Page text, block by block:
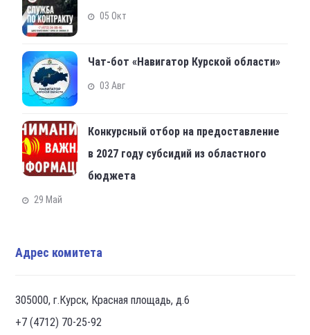
05 Окт
Чат-бот «Навигатор Курской области»
03 Авг
Конкурсный отбор на предоставление
в 2027 году субсидий из областного
бюджета
29 Май
Адрес комитета
305000, г.Курск, Красная площадь, д.6
+7 (4712) 70-25-92